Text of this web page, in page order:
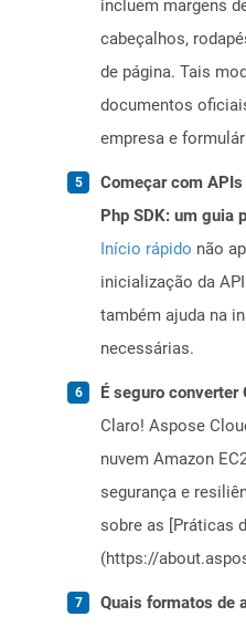
incluem margens
cabeçalhos,
de página. Tais
documentos
empresa e
Começar com APIs
Php SDK: um guia
Início rápido não
inicialização da
também ajuda na
necessárias.
É seguro converter
Claro! Aspose
nuvem Amazon
segurança e
sobre as [Práticas
(https://
Quais formatos de